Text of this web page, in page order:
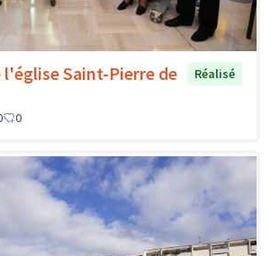
l'église Saint-Pierre de
Réalisé
0